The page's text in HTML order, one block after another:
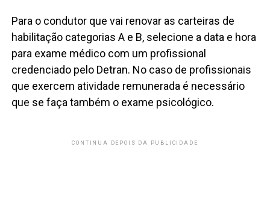
Para o condutor que vai renovar as carteiras de
habilitação categorias A e B, selecione a data e hora
para exame médico com um profissional
credenciado pelo Detran. No caso de profissionais
que exercem atividade remunerada é necessário
que se faça também o exame psicológico.
CONTINUA DEPOIS DA PUBLICIDADE